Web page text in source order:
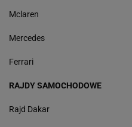
Mclaren
Mercedes
Ferrari
RAJDY SAMOCHODOWE
Rajd Dakar